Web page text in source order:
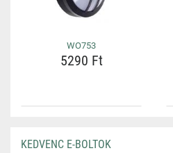
WO753
5290 Ft
KEDVENC E-BOLTOK